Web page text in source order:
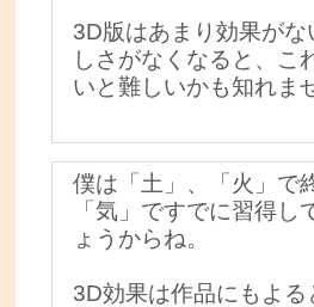
3D版はあまり効果が
しさがなくなると、こ
いと難しいかも知れま
僕は「土」、「火」で
「気」ですでに習得
ょうからね。
3D効果は作品にもよ